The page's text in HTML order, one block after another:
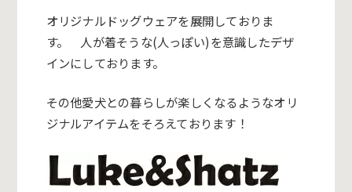
オリジナルドッグウェアを展開しておりま
す。 人が着そうな(人っぽい)を意識したデザ
インにしております。
その他愛犬との暮らしが楽しくなるようなオリ
ジナルアイテムをそろえております！